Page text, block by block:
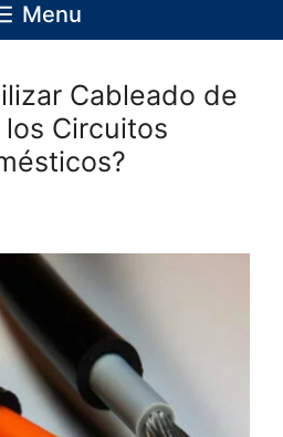
Menu
Cableado de
Circuitos